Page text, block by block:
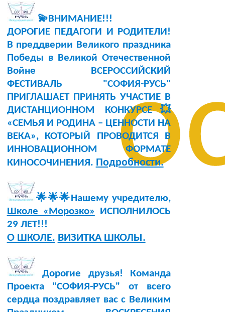
💫ВНИМАНИЕ!!!
ДОРОГИЕ ПЕДАГОГИ И РОДИТЕЛИ!
В преддверии Великого праздника
Победы в Великой Отечественной
Войне ВСЕРОССИЙСКИЙ
ФЕСТИВАЛЬ "СОФИЯ-РУСЬ"
ПРИГЛАШАЕТ ПРИНЯТЬ УЧАСТИЕ В
ДИСТАНЦИОННОМ КОНКУРСЕ💥
«СЕМЬЯ И РОДИНА – ЦЕННОСТИ НА
ВЕКА», КОТОРЫЙ ПРОВОДИТСЯ В
ИННОВАЦИОННОМ ФОРМАТЕ
КИНОСОЧИНЕНИЯ. Подробности.
🌟🌟🌟Нашему учредителю,
Школе «Морозко» ИСПОЛНИЛОСЬ
29 ЛЕТ!!!
О ШКОЛЕ. ВИЗИТКА ШКОЛЫ.
Дорогие друзья! Команда
Проекта "СОФИЯ-РУСЬ" от всего
сердца поздравляет вас с Великим